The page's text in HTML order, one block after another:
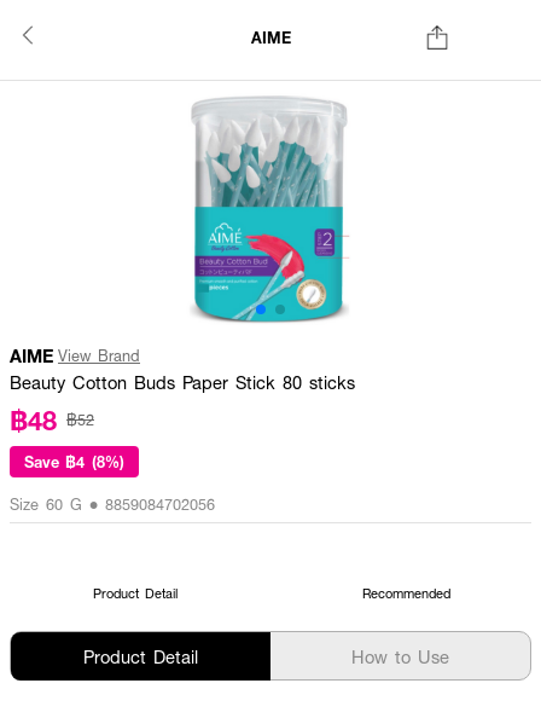
AIME
AIME View Brand
Beauty Cotton Buds Paper Stick 80 sticks
฿48 ฿52
Save ฿4 (8%)
Size 60 G • 8859084702056
Product Detail Recommended
Product Detail How to Use